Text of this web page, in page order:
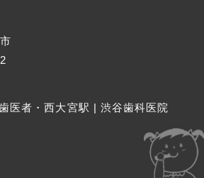
医者・西大宮駅 | 渋谷歯科医院